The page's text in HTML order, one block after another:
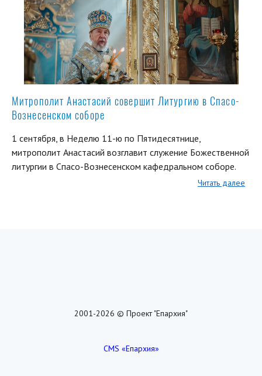
Митрополит Анастасий совершит Литургию в Спасо-
Вознесенском соборе
1 сентября, в Неделю 11-ю по Пятидесятнице,
митрополит Анастасий возглавит служение Божественной
литургии в Спасо-Вознесенском кафедральном соборе.
Читать далее
2001-2026 © Проект "Епархия"
CMS «Епархия»